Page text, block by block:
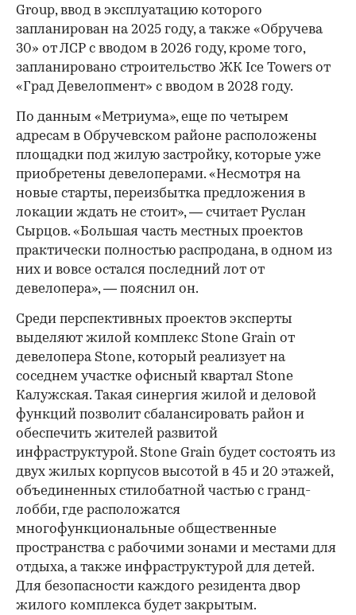
Group, ввод в эксплуатацию которого
запланирован на 2025 году, а также «Обручева
30» от ЛСР с вводом в 2026 году, кроме того,
запланировано строительство ЖК Ice Towers от
«Град Девелопмент» с вводом в 2028 году.
По данным «Метриума», еще по четырем
адресам в Обручевском районе расположены
площадки под жилую застройку, которые уже
приобретены девелоперами. «Несмотря на
новые старты, переизбытка предложения в
локации ждать не стоит», — считает Руслан
Сырцов. «Большая часть местных проектов
практически полностью распродана, в одном из
них и вовсе остался последний лот от
девелопера», — пояснил он.
Среди перспективных проектов эксперты
выделяют жилой комплекс Stone Grain от
девелопера Stone, который реализует на
соседнем участке офисный квартал Stone
Калужская. Такая синергия жилой и деловой
функций позволит сбалансировать район и
обеспечить жителей развитой
инфраструктурой. Stone Grain будет состоять из
двух жилых корпусов высотой в 45 и 20 этажей,
объединенных стилобатной частью с гранд-
лобби, где расположатся
многофункциональные общественные
пространства с рабочими зонами и местами для
отдыха, а также инфраструктурой для детей.
Для безопасности каждого резидента двор
жилого комплекса будет закрытым.